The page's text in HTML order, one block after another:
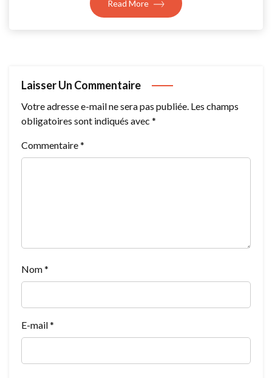
Read More
Laisser Un Commentaire
Votre adresse e-mail ne sera pas publiée. Les champs
obligatoires sont indiqués avec *
Commentaire*
Nom*
E-mail*